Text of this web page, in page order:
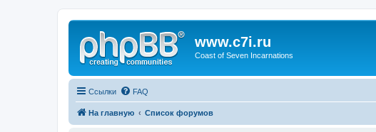
www.c7i.ru
Coast of Seven Incarnations
Ссылки FAQ
На главную Список форумов